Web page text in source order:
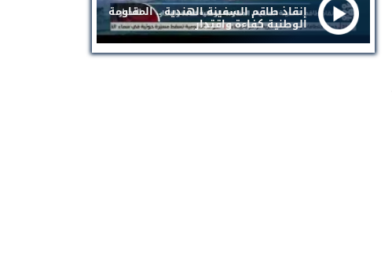
إنقاذ طاقم السفينة الهندية .. المقاومة
الوطنية كفاءة واقتدار